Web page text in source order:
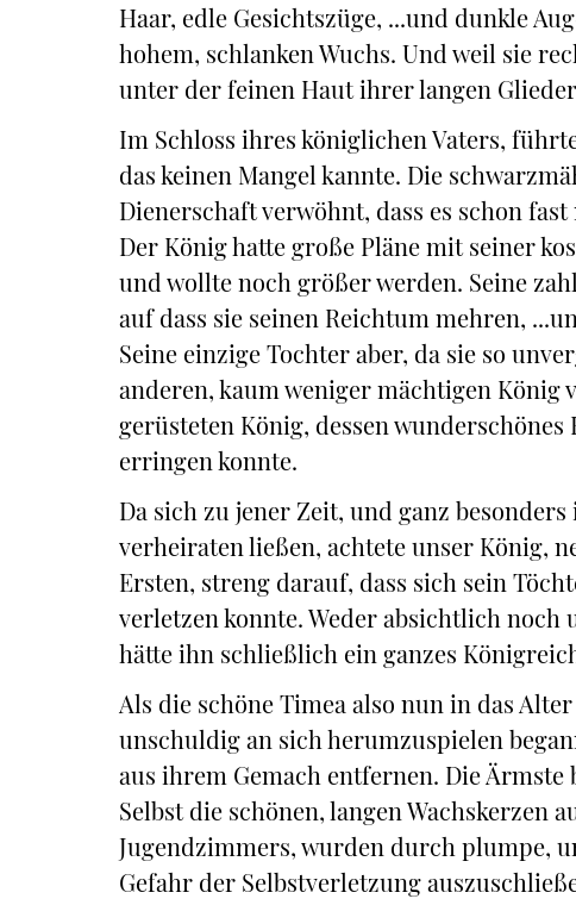
Haar, edle Gesichtszüge, ...und dunkle
hohem, schlanken Wuchs. Und weil sie
unter der feinen Haut ihrer langen
Im Schloss ihres königlichen Vaters,
das keinen Mangel kannte. Die
Dienerschaft verwöhnt, dass es schon
Der König hatte große Pläne mit seiner
und wollte noch größer werden. Seine
auf dass sie seinen Reichtum mehren,
Seine einzige Tochter aber, da sie so
anderen, kaum weniger mächtigen
gerüsteten König, dessen
erringen konnte.
Da sich zu jener Zeit, und ganz
verheiraten ließen, achtete unser König,
Ersten, streng darauf, dass sich sein
verletzen konnte. Weder absichtlich
hätte ihn schließlich ein ganzes
Als die schöne Timea also nun in das
unschuldig an sich herumzuspielen
aus ihrem Gemach entfernen. Die
Selbst die schönen, langen
Jugendzimmers, wurden durch plumpe,
Gefahr der Selbstverletzung